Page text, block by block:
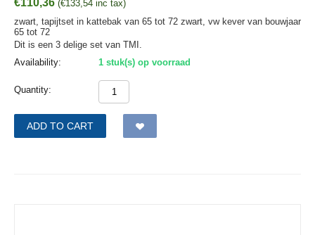
(€133,54 inc tax)
zwart, tapijtset in kattebak van 65 tot 72 zwart, vw kever van bouwjaar
65 tot 72
Dit is een 3 delige set van TMI.
Availability:
1 stuk(s) op voorraad
Quantity:
ADD TO CART